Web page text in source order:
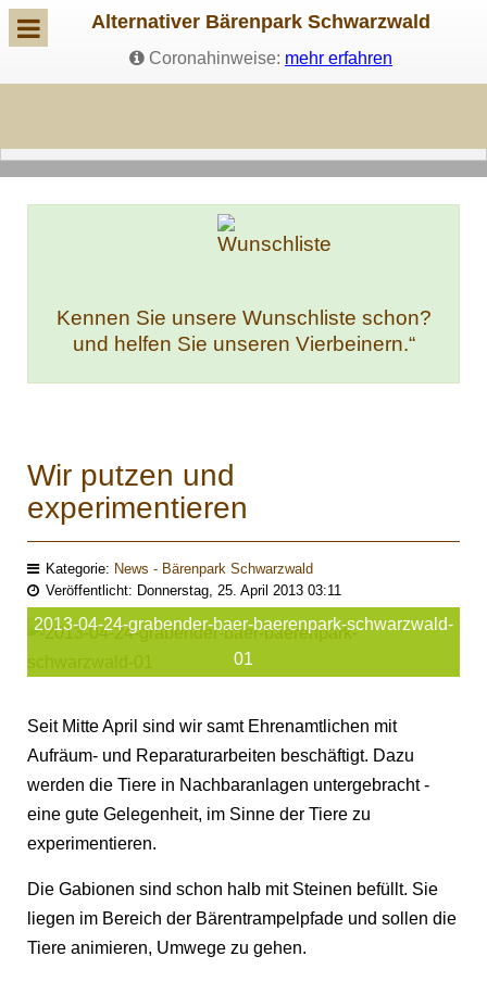
Alternativer Bärenpark Schwarzwald
Coronahinweise: mehr erfahren
Kennen Sie unsere Wunschliste schon?
und helfen Sie unseren Vierbeinern.“
Wir putzen und
experimentieren
Kategorie: News - Bärenpark Schwarzwald
Veröffentlicht: Donnerstag, 25. April 2013 03:11
2013-04-24-grabender-baer-baerenpark-schwarzwald-
01
Seit Mitte April sind wir samt Ehrenamtlichen mit
Aufräum- und Reparaturarbeiten beschäftigt. Dazu
werden die Tiere in Nachbaranlagen untergebracht -
eine gute Gelegenheit, im Sinne der Tiere zu
experimentieren.
Die Gabionen sind schon halb mit Steinen befüllt. Sie
liegen im Bereich der Bärentrampelpfade und sollen die
Tiere animieren, Umwege zu gehen.